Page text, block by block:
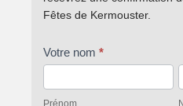
Fêtes de Kermouster.
Votre nom*
Prénom